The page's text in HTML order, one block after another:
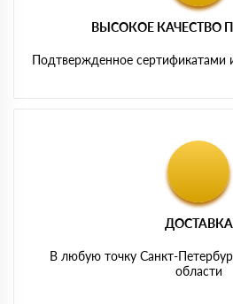
ВЫСОКОЕ КАЧЕСТВО
Подтвержденное
ДОСТАВКА
В любую точку Санкт-
области